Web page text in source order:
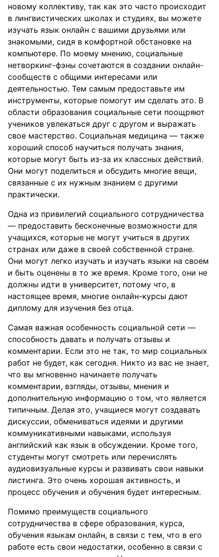
новому коллективу, так как это часто происходит
в лингвистических школах и студиях, вы можете
изучать язык онлайн с вашими друзьями или
знакомыми, сидя в комфортной обстановке на
компьютере. По моему мнению, социальные
нетворкинг-фэны сочетаются в создании онлайн-
сообществ с общими интересами или
деятельностью. Тем самым предоставьте им
инструменты, которые помогут им сделать это. В
области образования социальные сети поощряют
учеников увлекаться друг с другом и выражать
свое мастерство. Социальная медицина — также
хороший способ научиться получать знания,
которые могут быть из-за их классных действий.
Они могут поделиться и обсудить многие вещи,
связанные с их нужным знанием с другими
практически.
Одна из привилегий социального сотрудничества
— предоставить бесконечные возможности для
учащихся, которые не могут учиться в других
странах или даже в своей собственной стране.
Они могут легко изучать и изучать языки на своем
и быть оценены в то же время. Кроме того, они не
должны идти в университет, потому что, в
настоящее время, многие онлайн-курсы дают
диплому для изучения без отца.
Самая важная особенность социальной сети —
способность давать и получать отзывы и
комментарии. Если это не так, то мир социальных
работ не будет, как сегодня. Никто из вас не знает,
что вы мгновенно начинаете получать
комментарии, взгляды, отзывы, мнения и
дополнительную информацию о том, что является
типичным. Делая это, учащиеся могут создавать
дискуссии, обмениваться идеями и другими
коммуникативными навыками, используя
английский как язык в обсуждении. Кроме того,
студенты могут смотреть или перечислять
аудиовизуальные курсы и развивать свои навыки
листинга. Это очень хорошая активность, и
процесс обучения и обучения будет интересным.
Помимо преимуществ социального
сотрудничества в сфере образования, курса,
обучения языкам онлайн, в связи с тем, что в его
работе есть свои недостатки, особенно в связи с